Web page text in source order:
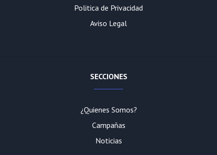
Politica de Privacidad
Aviso Legal
SECCIONES
¿Quienes Somos?
Campañas
Noticias